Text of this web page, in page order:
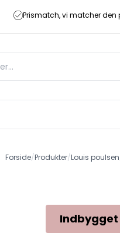
Prismatch, vi matcher den
Forside/Produkter/Louis poulsen
Indbygget